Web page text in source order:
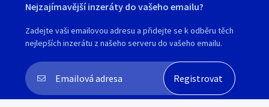
Nejzajímavější inzeráty do vašeho emailu?
Zadejte vaši emailovou adresu a přidejte se k odběru těch
nejlepších inzerátu z našeho serveru do vašeho emailu.